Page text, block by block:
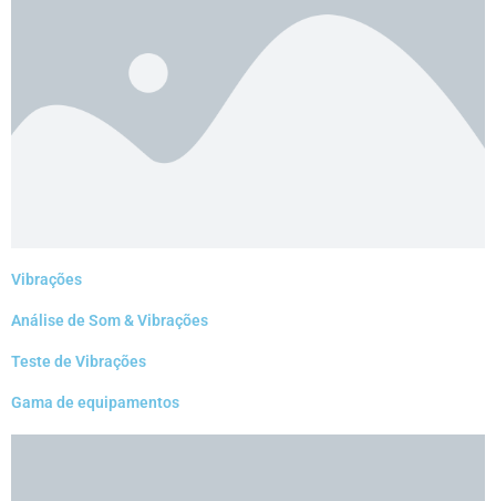
Vibrações
Análise de Som & Vibrações
Teste de Vibrações
Gama de equipamentos